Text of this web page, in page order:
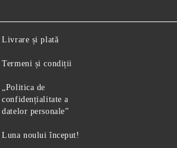
Livrare și plată
Termeni și condiții
„Politica de
confidențialitate a
datelor personale”
Luna noului început!